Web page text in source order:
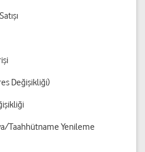
Değişikliği)
Taahhütname Yenileme